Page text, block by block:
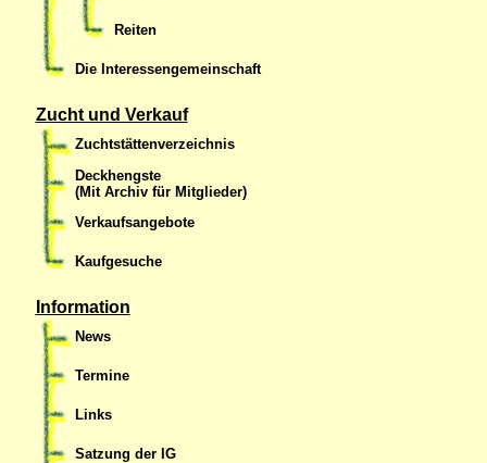
Reiten
Die Interessengemeinschaft
Zucht und Verkauf
Zuchtstättenverzeichnis
Deckhengste
(Mit Archiv für Mitglieder)
Verkaufsangebote
Kaufgesuche
Information
News
Termine
Links
Satzung der IG